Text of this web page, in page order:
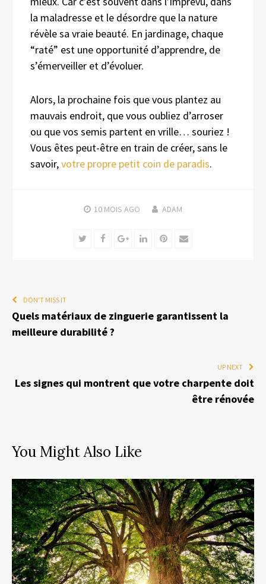
la maladresse et le désordre que la nature
révèle sa vraie beauté. En jardinage, chaque
“raté” est une opportunité d’apprendre, de
s’émerveiller et d’évoluer.
Alors, la prochaine fois que vous plantez au
mauvais endroit, que vous oubliez d’arroser
ou que vos semis partent en vrille… souriez !
Vous êtes peut-être en train de créer, sans le
savoir,votre propre petit coin de paradis.
10 MOIS AGO ADAM
TwitterFacebookGoogle+LinkedInPinterest
Email
DON'T MISS IT
Quels matériaux de zinguerie garantissent la
meilleure durabilité ?
UP NEXT
Les signes qui montrent que votre charpente doit
être rénovée
You Might Also Like